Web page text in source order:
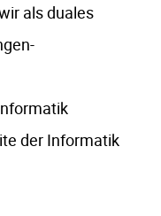
als duales
der Informatik